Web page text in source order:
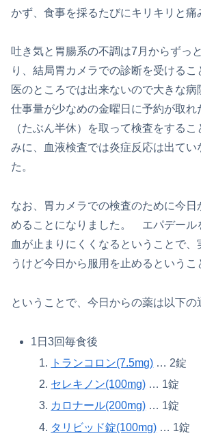
かず、食事を採るたびにキリキリと痛
吐き気と胃腸系の不調は7月からずっ
り、結局胃カメラでの診断を受ける
医のところでは出来ないので大きな
仕事量が少なめの金曜日に予約が取れ
（たぶん半休）を取って検査をする
みに、血液検査では炎症反応は出てい
た。
なお、胃カメラでの検査のために今日
めることになりました。 エパデール
血が止まりにくくなるということで、
うけど今日から服用を止めるというこ
ということで、今日からの薬は以下
1日3回毎食後
トランコロン(7.5mg) … 2錠
セレキノン(100mg) … 1錠
カロナール(200mg) … 1錠
タリビッド錠(100mg) … 1錠